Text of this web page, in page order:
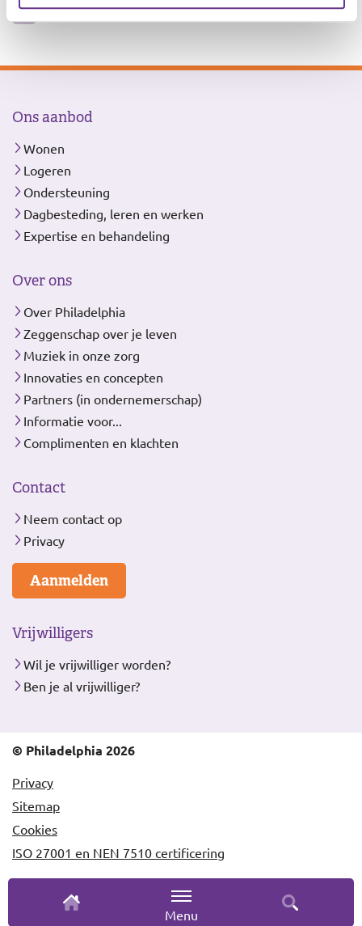
Leren en werken
Ons aanbod
Wonen
Logeren
Ondersteuning
Dagbesteding, leren en werken
Expertise en behandeling
Over ons
Over Philadelphia
Zeggenschap over je leven
Muziek in onze zorg
Innovaties en concepten
Partners (in ondernemerschap)
Informatie voor...
Complimenten en klachten
Contact
Neem contact op
Privacy
Aanmelden
Vrijwilligers
Wil je vrijwilliger worden?
Ben je al vrijwilliger?
© Philadelphia 2026
Privacy
Sitemap
Cookies
ISO 27001 en NEN 7510 certificering
Menu